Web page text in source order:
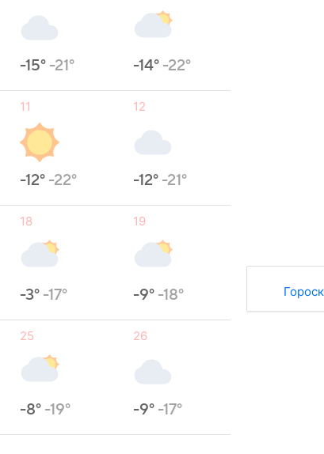
-15° -21° -14° -22°
11
-12° -22°
12
-12° -21°
18
-3° -17°
19
-9° -18°
25
-8° -19°
26
-9° -17°